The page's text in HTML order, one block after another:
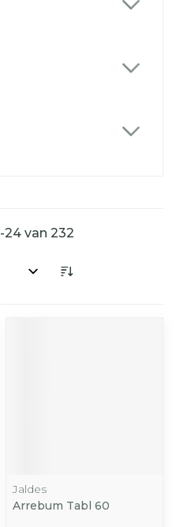
-24 van 232
Jaldes
Arrebum Tabl 60